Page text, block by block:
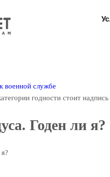
военной службе
годности стоит надпись
Годен ли я?